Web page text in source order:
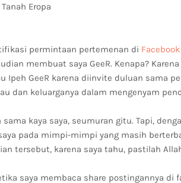
Eropa
permintaan pertemenan di Facebook
membuat saya GeeR. Kenapa?
Ipeh GeeR karena diinvite duluan sama
dan keluarganya dalam mengenyam
sama kaya saya, seumuran gitu. Tapi,
pada mimpi-mimpi yang masih
tersebut, karena saya tahu, pastilah
saya membaca share postingannya di